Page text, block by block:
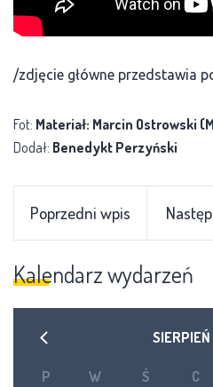
/zdjęcie główne przedstawia
Fot: Materiał: Marcin Ostrowski
Dodał: Benedykt Perzyński
Poprzedni wpis
Kalendarz wydarzeń
SIERPIEŃ
P W Ś C